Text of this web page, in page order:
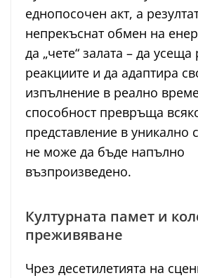
еднопосочен акт, а
непрекъснат обмен на
да „чете“ залата – да
реакциите и да адаптира
изпълнение в реално
способност превръща
представление в уникално
не може да бъде напълно
възпроизведено.
Културната памет и
преживяване
Чрез десетилетията на